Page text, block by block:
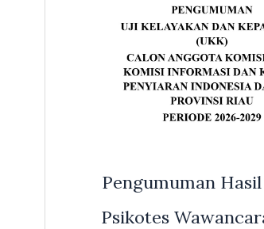
Pengumuman
Psikotes